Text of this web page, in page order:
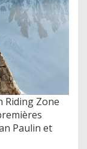
Riding Zone
Paulin et